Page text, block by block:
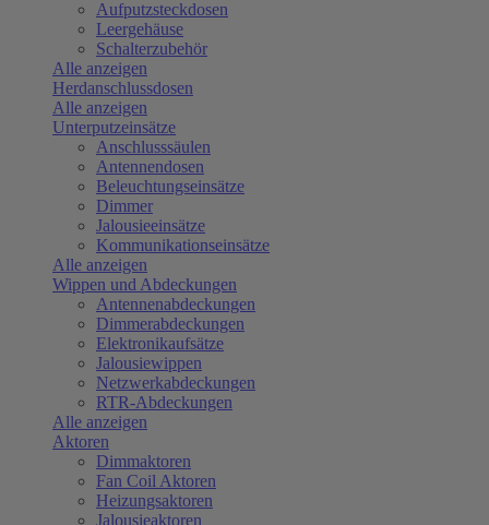
Aufputzsteckdosen
Leergehäuse
Schalterzubehör
Alle anzeigen
Herdanschlussdosen
Alle anzeigen
Unterputzeinsätze
Anschlusssäulen
Antennendosen
Beleuchtungseinsätze
Dimmer
Jalousieeinsätze
Kommunikationseinsätze
Alle anzeigen
Wippen und Abdeckungen
Antennenabdeckungen
Dimmerabdeckungen
Elektronikaufsätze
Jalousiewippen
Netzwerkabdeckungen
RTR-Abdeckungen
Alle anzeigen
Aktoren
Dimmaktoren
Fan Coil Aktoren
Heizungsaktoren
Jalousieaktoren